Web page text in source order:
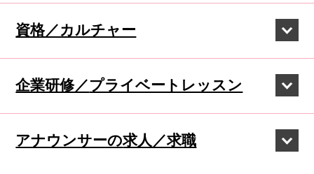
資格／カルチャー
企業研修／プライベートレッスン
アナウンサーの求人／求職